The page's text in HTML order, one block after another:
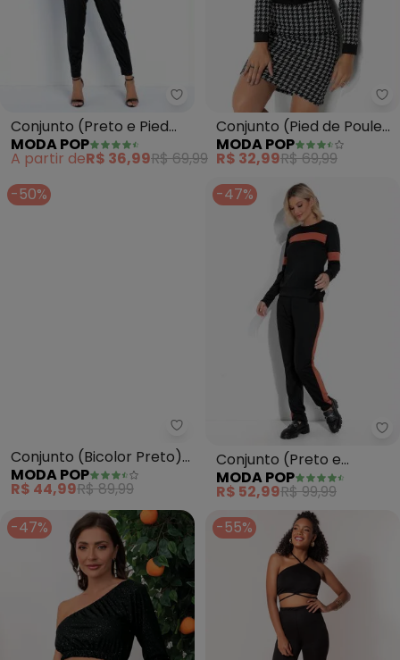
Moda Pop - Conjunto (Preto e
Conjunto (Preto e Pied
Poule) Blusa e Calça
MODA POP
A partir deR$ 36,99R$ 69,99
Conjunto (Pied de Poule)
com Cropped e Saia
MODA POP
R$ 32,99R$ 69,99
-50%
Moda Pop - Conjunto (Bicolor
Conjunto (Bicolor Preto)
com Capuz
MODA POP
R$ 44,99R$ 89,99
-47%
Conjunto (Preto e
Marrom) com Blusa e
Calça
MODA POP
R$ 52,99R$ 99,99
-47%
-55%